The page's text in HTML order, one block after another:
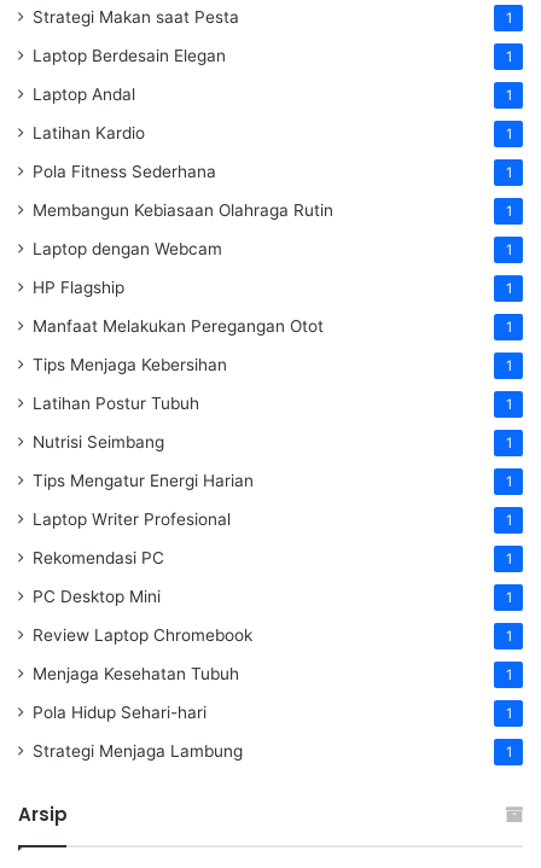
Strategi Makan saat Pesta 1
Laptop Berdesain Elegan 1
Laptop Andal 1
Latihan Kardio 1
Pola Fitness Sederhana 1
Membangun Kebiasaan Olahraga Rutin 1
Laptop dengan Webcam 1
HP Flagship 1
Manfaat Melakukan Peregangan Otot 1
Tips Menjaga Kebersihan 1
Latihan Postur Tubuh 1
Nutrisi Seimbang 1
Tips Mengatur Energi Harian 1
Laptop Writer Profesional 1
Rekomendasi PC 1
PC Desktop Mini 1
Review Laptop Chromebook 1
Menjaga Kesehatan Tubuh 1
Pola Hidup Sehari-hari 1
Strategi Menjaga Lambung 1
Arsip